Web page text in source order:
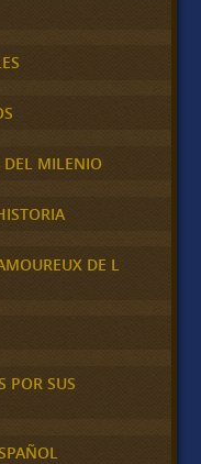
DEL MILENIO
DE L
POR SUS